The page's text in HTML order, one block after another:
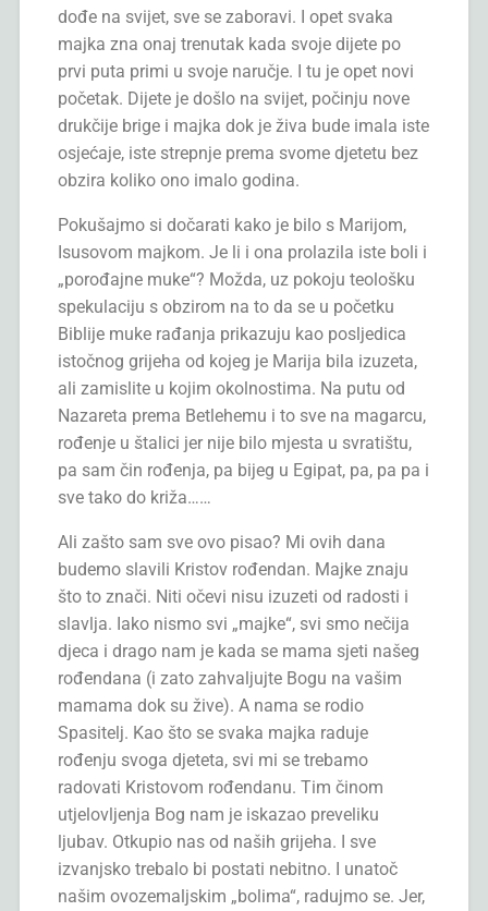
dođe na svijet, sve se zaboravi. I opet svaka
majka zna onaj trenutak kada svoje dijete po
prvi puta primi u svoje naručje. I tu je opet novi
početak. Dijete je došlo na svijet, počinju nove
drukčije brige i majka dok je živa bude imala iste
osjećaje, iste strepnje prema svome djetetu bez
obzira koliko ono imalo godina.
Pokušajmo si dočarati kako je bilo s Marijom,
Isusovom majkom. Je li i ona prolazila iste boli i
„porođajne muke“? Možda, uz pokoju teološku
spekulaciju s obzirom na to da se u početku
Biblije muke rađanja prikazuju kao posljedica
istočnog grijeha od kojeg je Marija bila izuzeta,
ali zamislite u kojim okolnostima. Na putu od
Nazareta prema Betlehemu i to sve na magarcu,
rođenje u štalici jer nije bilo mjesta u svratištu,
pa sam čin rođenja, pa bijeg u Egipat, pa, pa pa i
sve tako do križa……
Ali zašto sam sve ovo pisao? Mi ovih dana
budemo slavili Kristov rođendan. Majke znaju
što to znači. Niti očevi nisu izuzeti od radosti i
slavlja. Iako nismo svi „majke“, svi smo nečija
djeca i drago nam je kada se mama sjeti našeg
rođendana (i zato zahvaljujte Bogu na vašim
mamama dok su žive). A nama se rodio
Spasitelj. Kao što se svaka majka raduje
rođenju svoga djeteta, svi mi se trebamo
radovati Kristovom rođendanu. Tim činom
utjelovljenja Bog nam je iskazao preveliku
ljubav. Otkupio nas od naših grijeha. I sve
izvanjsko trebalo bi postati nebitno. I unatoč
našim ovozemaljskim „bolima“, radujmo se. Jer,